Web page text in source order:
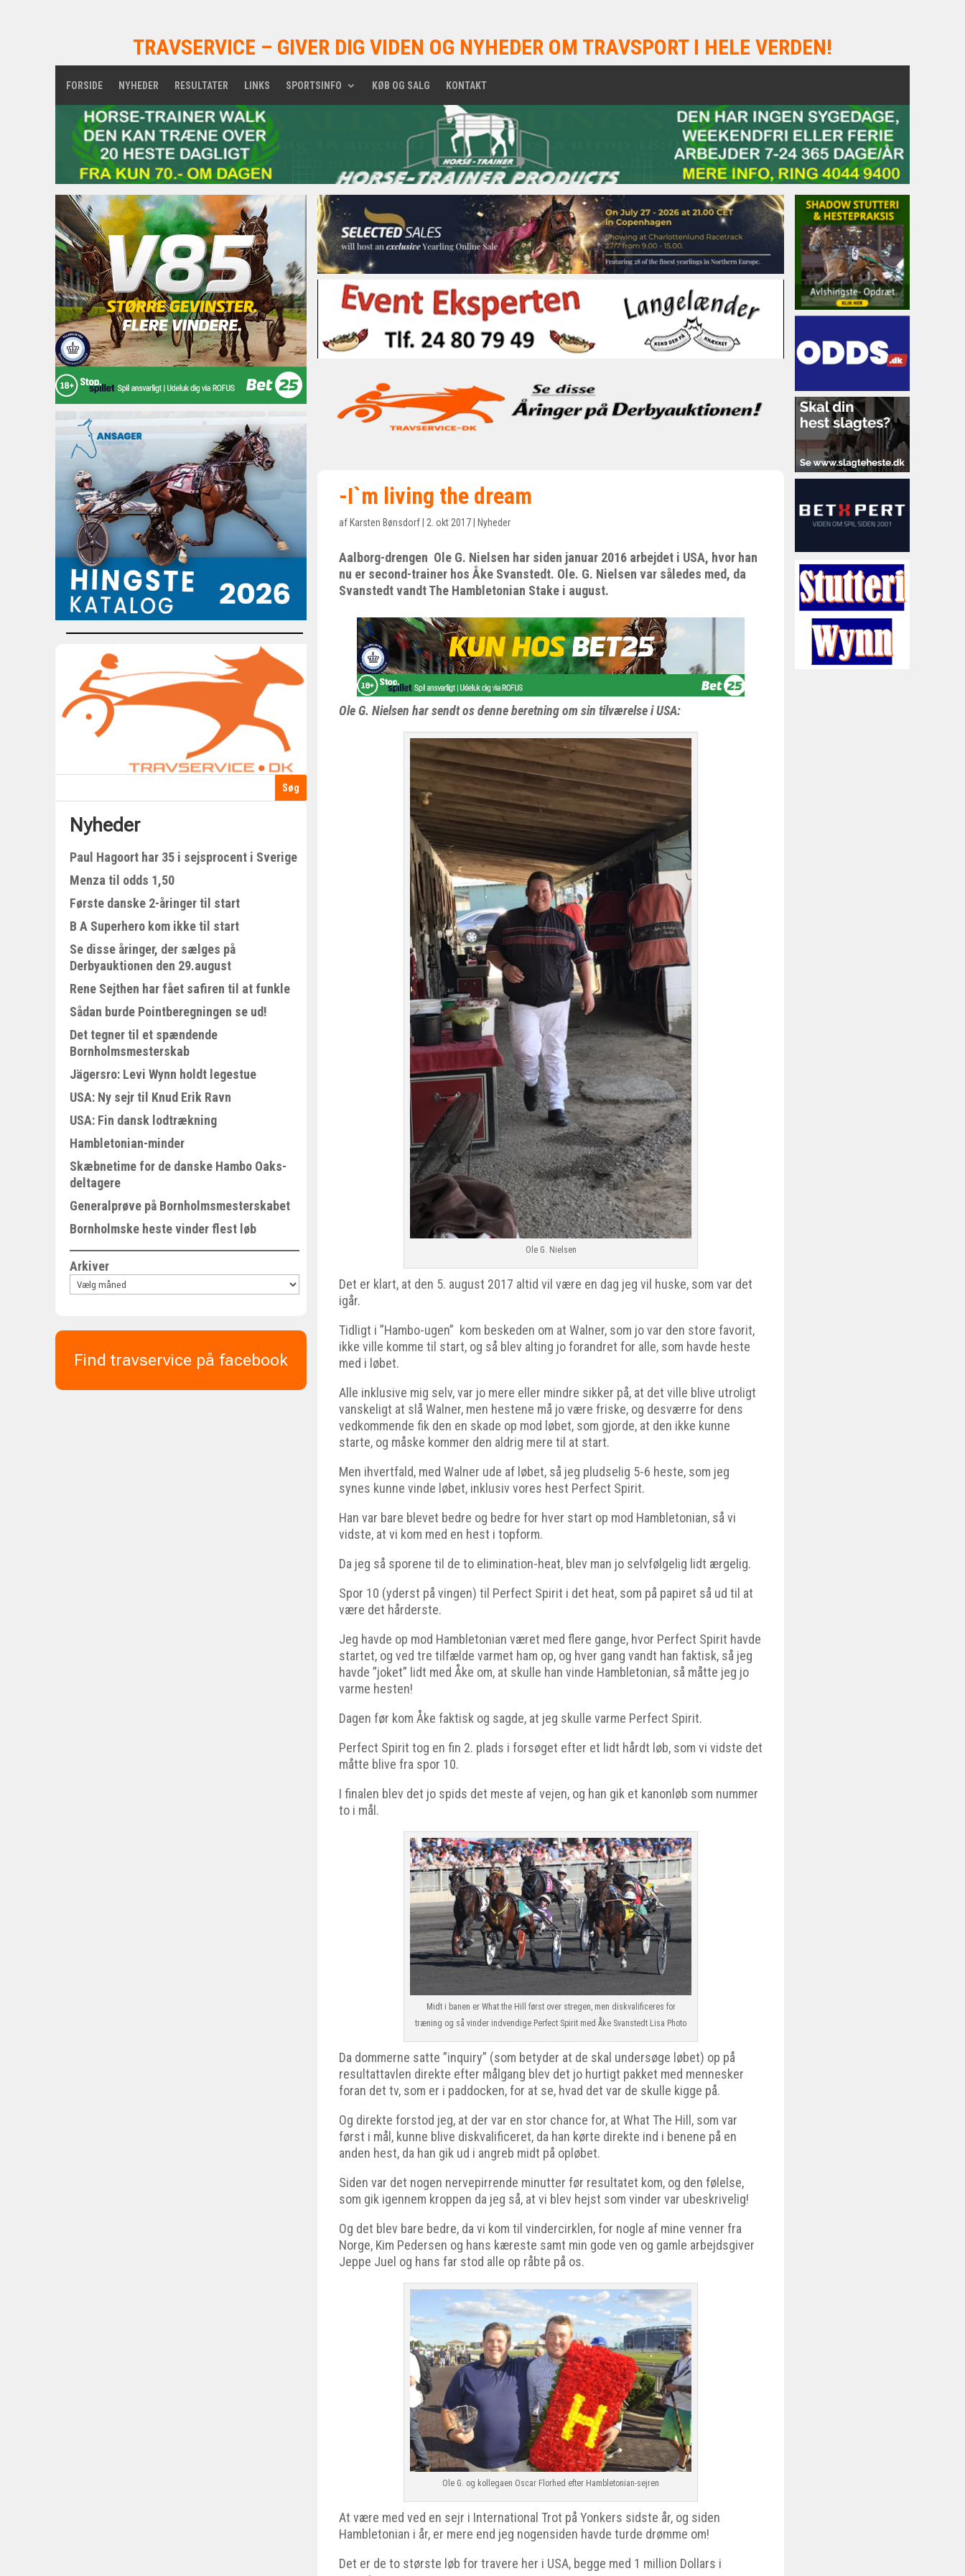
TRAVSERVICE – GIVER DIG VIDEN OG NYHEDER OM TRAVSPORT I HELE VERDEN!
FORSIDE NYHEDER RESULTATER LINKS SPORTSINFO KØB OG SALG KONTAKT
Nyheder
Paul Hagoort har 35 i sejsprocent i Sverige
Menza til odds 1,50
Første danske 2-åringer til start
B A Superhero kom ikke til start
Se disse åringer, der sælges på
Derbyauktionen den 29.august
Rene Sejthen har fået safiren til at funkle
Sådan burde Pointberegningen se ud!
Det tegner til et spændende
Bornholmsmesterskab
Jägersro: Levi Wynn holdt legestue
USA: Ny sejr til Knud Erik Ravn
USA: Fin dansk lodtrækning
Hambletonian-minder
Skæbnetime for de danske Hambo Oaks-
deltagere
Generalprøve på Bornholmsmesterskabet
Bornholmske heste vinder flest løb
Arkiver
Find travservice på facebook
-I`m living the dream
af Karsten Bønsdorf 2. okt 2017 Nyheder
Aalborg-drengen Ole G. Nielsen har siden januar 2016 arbejdet i USA, hvor han
nu er second-trainer hos Åke Svanstedt. Ole. G. Nielsen var således med, da
Svanstedt vandt The Hambletonian Stake i august.
Ole G. Nielsen har sendt os denne beretning om sin tilværelse i USA:
Ole G. Nielsen
Det er klart, at den 5. august 2017 altid vil være en dag jeg vil huske, som var det
igår.
Tidligt i ”Hambo-ugen” kom beskeden om at Walner, som jo var den store favorit,
ikke ville komme til start, og så blev alting jo forandret for alle, som havde heste
med i løbet.
Alle inklusive mig selv, var jo mere eller mindre sikker på, at det ville blive utroligt
vanskeligt at slå Walner, men hestene må jo være friske, og desværre for dens
vedkommende fik den en skade op mod løbet, som gjorde, at den ikke kunne
starte, og måske kommer den aldrig mere til at start.
Men ihvertfald, med Walner ude af løbet, så jeg pludselig 5-6 heste, som jeg
synes kunne vinde løbet, inklusiv vores hest Perfect Spirit.
Han var bare blevet bedre og bedre for hver start op mod Hambletonian, så vi
vidste, at vi kom med en hest i topform.
Da jeg så sporene til de to elimination-heat, blev man jo selvfølgelig lidt ærgelig.
Spor 10 (yderst på vingen) til Perfect Spirit i det heat, som på papiret så ud til at
være det hårderste.
Jeg havde op mod Hambletonian været med flere gange, hvor Perfect Spirit havde
startet, og ved tre tilfælde varmet ham op, og hver gang vandt han faktisk, så jeg
havde ”joket” lidt med Åke om, at skulle han vinde Hambletonian, så måtte jeg jo
varme hesten!
Dagen før kom Åke faktisk og sagde, at jeg skulle varme Perfect Spirit.
Perfect Spirit tog en fin 2. plads i forsøget efter et lidt hårdt løb, som vi vidste det
måtte blive fra spor 10.
I finalen blev det jo spids det meste af vejen, og han gik et kanonløb som nummer
to i mål.
Midt i banen er What the Hill først over stregen, men diskvalificeres for
træning og så vinder indvendige Perfect Spirit med Åke Svanstedt Lisa Photo
Da dommerne satte ”inquiry” (som betyder at de skal undersøge løbet) op på
resultattavlen direkte efter målgang blev det jo hurtigt pakket med mennesker
foran det tv, som er i paddocken, for at se, hvad det var de skulle kigge på.
Og direkte forstod jeg, at der var en stor chance for, at What The Hill, som var
først i mål, kunne blive diskvalificeret, da han kørte direkte ind i benene på en
anden hest, da han gik ud i angreb midt på opløbet.
Siden var det nogen nervepirrende minutter før resultatet kom, og den følelse,
som gik igennem kroppen da jeg så, at vi blev hejst som vinder var ubeskrivelig!
Og det blev bare bedre, da vi kom til vindercirklen, for nogle af mine venner fra
Norge, Kim Pedersen og hans kæreste samt min gode ven og gamle arbejdsgiver
Jeppe Juel og hans far stod alle op råbte på os.
Ole G. og kollegaen Oscar Florhed efter Hambletonian-sejren
At være med ved en sejr i International Trot på Yonkers sidste år, og siden
Hambletonian i år, er mere end jeg nogensiden havde turde drømme om!
Det er de to største løb for travere her i USA, begge med 1 million Dollars i